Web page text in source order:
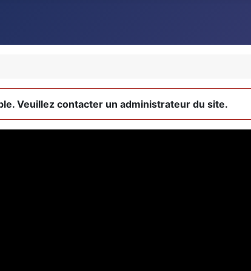
Veuillez contacter un administrateur du site.